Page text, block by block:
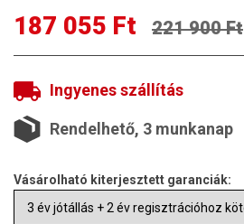
187 055 Ft
221 900 Ft
Ingyenes szállítás
Rendelhető, 3 munkanap
Vásárolható kiterjesztett garanciák: